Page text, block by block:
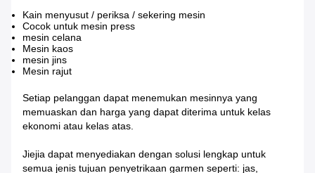
Kain menyusut / periksa / sekering mesin
Cocok untuk mesin press
mesin celana
Mesin kaos
mesin jins
Mesin rajut
Setiap pelanggan dapat menemukan mesinnya yang
memuaskan dan harga yang dapat diterima untuk kelas
ekonomi atau kelas atas.
Jiejia dapat menyediakan dengan solusi lengkap untuk
semua jenis tujuan penyetrikaan garmen seperti: jas,